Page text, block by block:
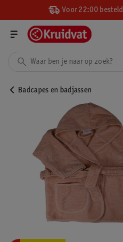
Voor 22:00
Badcapes en badjassen